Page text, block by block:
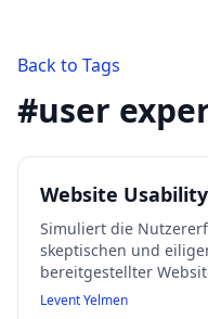
Back to Tags
#user
Website
Simuliert die
skeptischen und
bereitgestellter
Screenshots. Liefert
Levent Yelmen